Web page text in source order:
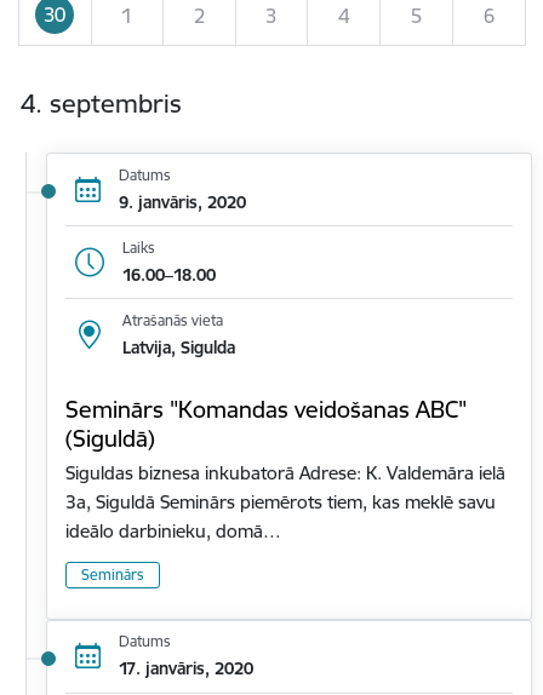
30 1 2 3 4 5 6
4. septembris
Datums
9. janvāris, 2020
Laiks
16.00–18.00
Atrašanās vieta
Latvija, Sigulda
Seminārs "Komandas veidošanas ABC"
(Siguldā)
Siguldas biznesa inkubatorā Adrese: K. Valdemāra ielā
3a, Siguldā Seminārs piemērots tiem, kas meklē savu
ideālo darbinieku, domā…
Seminārs
Datums
17. janvāris, 2020